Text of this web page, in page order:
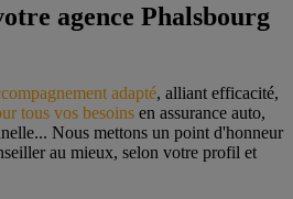
agence Phalsbourg
adapté, alliant efficacité,
tous vos besoins en assurance auto,
Nous mettons un point d'honneur
au mieux, selon votre profil et